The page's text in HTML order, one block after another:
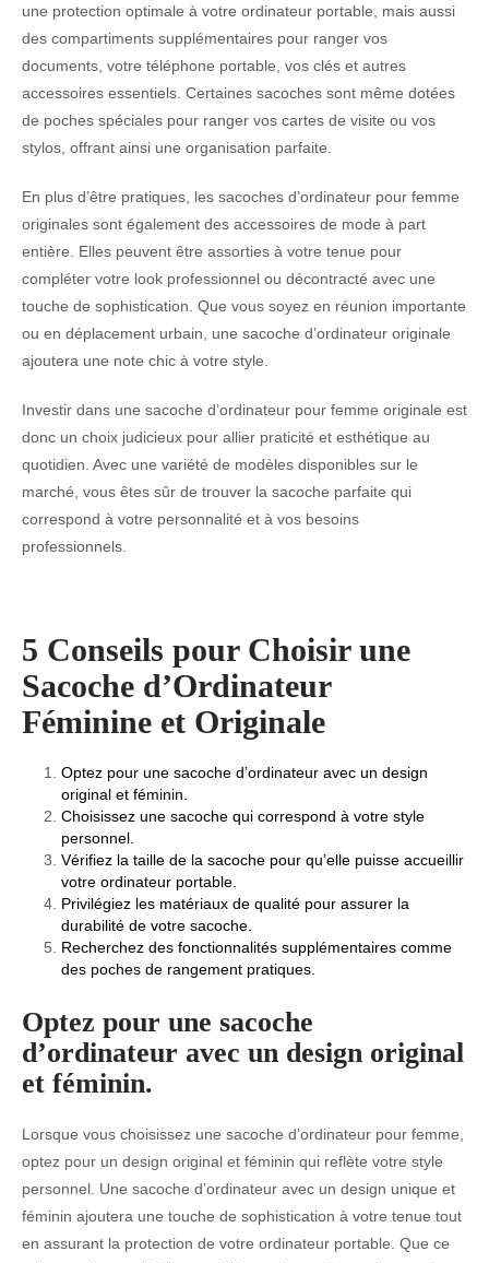
une protection optimale à votre ordinateur portable, mais aussi
des compartiments supplémentaires pour ranger vos
documents, votre téléphone portable, vos clés et autres
accessoires essentiels. Certaines sacoches sont même dotées
de poches spéciales pour ranger vos cartes de visite ou vos
stylos, offrant ainsi une organisation parfaite.
En plus d’être pratiques, les sacoches d’ordinateur pour femme
originales sont également des accessoires de mode à part
entière. Elles peuvent être assorties à votre tenue pour
compléter votre look professionnel ou décontracté avec une
touche de sophistication. Que vous soyez en réunion importante
ou en déplacement urbain, une sacoche d’ordinateur originale
ajoutera une note chic à votre style.
Investir dans une sacoche d’ordinateur pour femme originale est
donc un choix judicieux pour allier praticité et esthétique au
quotidien. Avec une variété de modèles disponibles sur le
marché, vous êtes sûr de trouver la sacoche parfaite qui
correspond à votre personnalité et à vos besoins
professionnels.
5 Conseils pour Choisir une
Sacoche d’Ordinateur
Féminine et Originale
Optez pour une sacoche d’ordinateur avec un design
original et féminin.
Choisissez une sacoche qui correspond à votre style
personnel.
Vérifiez la taille de la sacoche pour qu’elle puisse accueillir
votre ordinateur portable.
Privilégiez les matériaux de qualité pour assurer la
durabilité de votre sacoche.
Recherchez des fonctionnalités supplémentaires comme
des poches de rangement pratiques.
Optez pour une sacoche
d’ordinateur avec un design original
et féminin.
Lorsque vous choisissez une sacoche d’ordinateur pour femme,
optez pour un design original et féminin qui reflète votre style
personnel. Une sacoche d’ordinateur avec un design unique et
féminin ajoutera une touche de sophistication à votre tenue tout
en assurant la protection de votre ordinateur portable. Que ce